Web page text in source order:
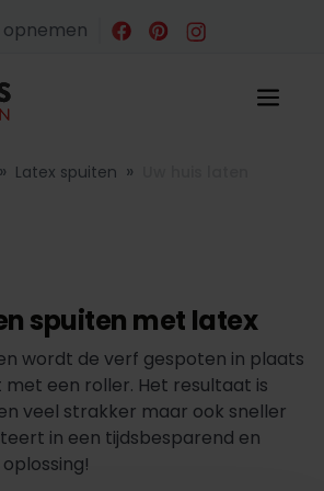
» Latex spuiten »
spuiten met latex
wordt de verf gespoten in plaats
een roller. Het resultaat is
veel strakker maar ook sneller
in een tijdsbesparend en